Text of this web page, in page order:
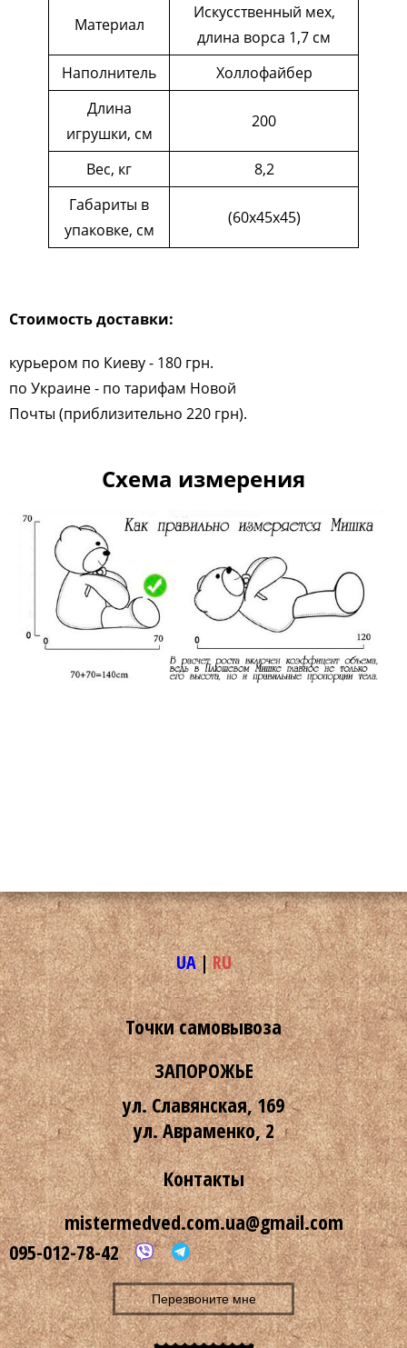
Материал
Искусственный мех,
длина ворса 1,7 см
Наполнитель
Холлофайбер
Длина
игрушки, см
200
Вес, кг
8,2
Габариты в
упаковке, см
(60х45х45)
Стоимость доставки:
курьером по Киеву - 180 грн.
по Украине - по тарифам Новой
Почты (приблизительно 220 грн).
Схема измерения
UA|RU
Точки самовывоза
ЗАПОРОЖЬЕ
ул. Славянская, 169
ул. Авраменко, 2
Контакты
mistermedved.com.ua@gmail.com
095-012-78-42
Перезвоните мне